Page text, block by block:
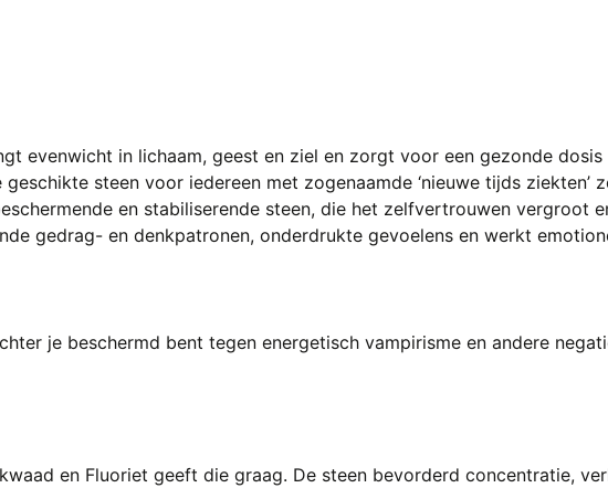
evenwicht in lichaam, geest en ziel en zorgt voor een gezonde
steen voor iedereen met zogenaamde ‘nieuwe tijds ziekten’
en stabiliserende steen, die het zelfvertrouwen vergroot
gedrag- en denkpatronen, onderdrukte gevoelens en werkt
je beschermd bent tegen energetisch vampirisme en andere
en Fluoriet geeft die graag. De steen bevorderd concentratie,